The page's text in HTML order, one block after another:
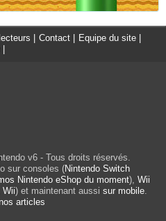
Contact Equipe du site
v6 - Tous droits réservés.
sur consoles (Nintendo Switch
Nintendo eShop du moment), Wii
Wii) et maintenant aussi sur mobile.
articles